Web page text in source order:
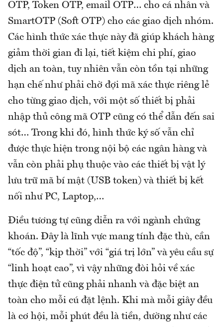
OTP, Token OTP, email OTP… cho cá nhân và
SmartOTP (Soft OTP) cho các giao dịch nhóm.
Các hình thức xác thực này đã giúp khách hàng
giảm thời gian đi lại, tiết kiệm chi phí, giao
dịch an toàn, tuy nhiên vẫn còn tồn tại những
hạn chế như phải chờ đợi mã xác thực riêng lẻ
cho từng giao dịch, với một số thiết bị phải
nhập thủ công mã OTP cũng có thể dẫn đến sai
sót… Trong khi đó, hình thức ký số vẫn chỉ
được thực hiện trong nội bộ các ngân hàng và
vẫn còn phải phụ thuộc vào các thiết bị vật lý
lưu trữ mã bí mật (USB token) và thiết bị kết
nối như PC, Laptop,…
Điều tương tự cũng diễn ra với ngành chứng
khoán. Đây là lĩnh vực mang tính đặc thù, cần
“tốc độ”, “kịp thời” với “giá trị lớn” và yêu cầu sự
“linh hoạt cao”, vì vậy những đòi hỏi về xác
thực điện tử cũng phải nhanh và đặc biệt an
toàn cho mỗi cú đặt lệnh. Khi mà mỗi giây đều
là cơ hội, mỗi phút đều là tiền, dường như các